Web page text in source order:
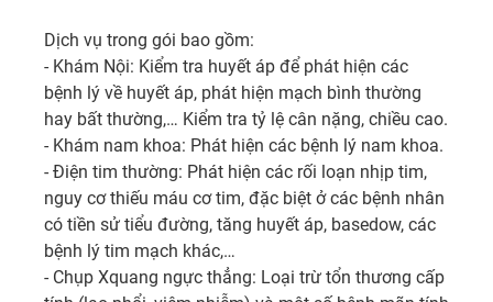
Dịch vụ trong gói bao gồm:
- Khám Nội: Kiểm tra huyết áp để phát hiện các
bệnh lý về huyết áp, phát hiện mạch bình thường
hay bất thường,… Kiểm tra tỷ lệ cân nặng, chiều cao.
- Khám nam khoa: Phát hiện các bệnh lý nam khoa.
- Điện tim thường: Phát hiện các rối loạn nhịp tim,
nguy cơ thiếu máu cơ tim, đặc biệt ở các bệnh nhân
có tiền sử tiểu đường, tăng huyết áp, basedow, các
bệnh lý tim mạch khác,…
- Chụp Xquang ngực thẳng: Loại trừ tổn thương cấp